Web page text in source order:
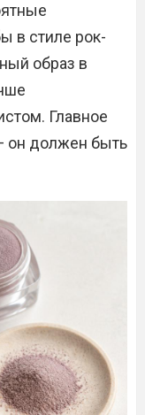
в стиле рок-
образ в
Главное
он должен быть